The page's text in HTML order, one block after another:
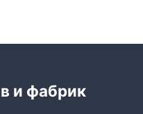
и фабрик